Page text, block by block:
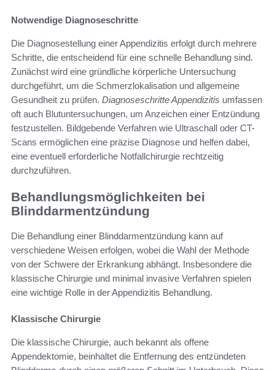
Notwendige Diagnoseschritte
Die Diagnosestellung einer Appendizitis erfolgt durch mehrere
Schritte, die entscheidend für eine schnelle Behandlung sind.
Zunächst wird eine gründliche körperliche Untersuchung
durchgeführt, um die Schmerzlokalisation und allgemeine
Gesundheit zu prüfen. Diagnoseschritte Appendizitis umfassen
oft auch Blutuntersuchungen, um Anzeichen einer Entzündung
festzustellen. Bildgebende Verfahren wie Ultraschall oder CT-
Scans ermöglichen eine präzise Diagnose und helfen dabei,
eine eventuell erforderliche Notfallchirurgie rechtzeitig
durchzuführen.
Behandlungsmöglichkeiten bei
Blinddarmentzündung
Die Behandlung einer Blinddarmentzündung kann auf
verschiedene Weisen erfolgen, wobei die Wahl der Methode
von der Schwere der Erkrankung abhängt. Insbesondere die
klassische Chirurgie und minimal invasive Verfahren spielen
eine wichtige Rolle in der Appendizitis Behandlung.
Klassische Chirurgie
Die klassische Chirurgie, auch bekannt als offene
Appendektomie, beinhaltet die Entfernung des entzündeten